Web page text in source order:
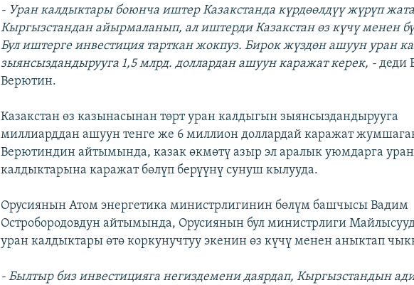
- Уран калдыктары боюнча иштер Казакстанда күрдөөлдүү жүрүп
Кыргызстандан айырмаланып, ал иштерди Казакстан өз күчү менен
Бул иштерге инвестиция тарткан жокпуз. Бирок жүздөн ашуун уран
зыянсыздандырууга 1,5 млрд. доллардан ашуун каражат керек, -деди
Верютин.
Казакстан өз казынасынан төрт уран калдыгын зыянсыздандырууга
миллиарддан ашуун тенге же 6 миллион доллардай каражат
Верютиндин айтымында, казак өкмөтү азыр эл аралык уюмдарга уран
калдыктарына каражат бөлүп берүүнү сунуш кылууда.
Орусиянын Атом энергетика министрлигинин бөлүм башчысы Вадим
Остробородовдун айтымында, Орусиянын бул министрлиги
уран калдыктары өтө коркунучтуу экенин өз күчү менен аныктап
- Былтыр биз инвестицияга негиздемени даярдап, Кыргызстандын